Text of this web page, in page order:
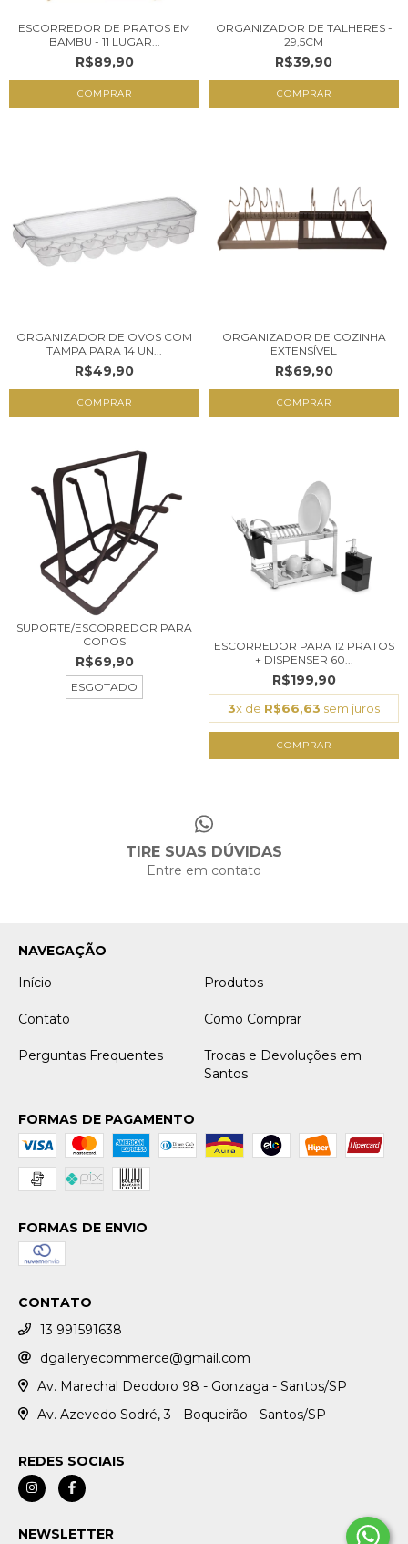
ESCORREDOR DE PRATOS EM
BAMBU - 11 LUGAR...
R$89,90
ORGANIZADOR DE TALHERES -
29,5CM
R$39,90
ORGANIZADOR DE OVOS COM
TAMPA PARA 14 UN...
R$49,90
ORGANIZADOR DE COZINHA
EXTENSÍVEL
R$69,90
SUPORTE/ESCORREDOR PARA
COPOS
R$69,90
ESGOTADO
ESCORREDOR PARA 12 PRATOS
+ DISPENSER 60...
R$199,90
3x de R$66,63 sem juros
TIRE SUAS DÚVIDAS
Entre em contato
NAVEGAÇÃO
Início
Produtos
Contato Como Comprar
Perguntas Frequentes
Trocas e Devoluções em
Santos
FORMAS DE PAGAMENTO
FORMAS DE ENVIO
CONTATO
13 991591638
dgalleryecommerce@gmail.com
Av. Marechal Deodoro 98 - Gonzaga - Santos/SP
Av. Azevedo Sodré, 3 - Boqueirão - Santos/SP
REDES SOCIAIS
NEWSLETTER